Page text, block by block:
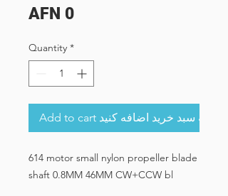
AFN 0Price
Quantity *
Add to cart به سبد خرید اضافه کنید
614 motor small nylon propeller blade
shaft 0.8MM 46MM CW+CCW bl